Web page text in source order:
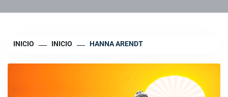
INICIO INICIO HANNA ARENDT